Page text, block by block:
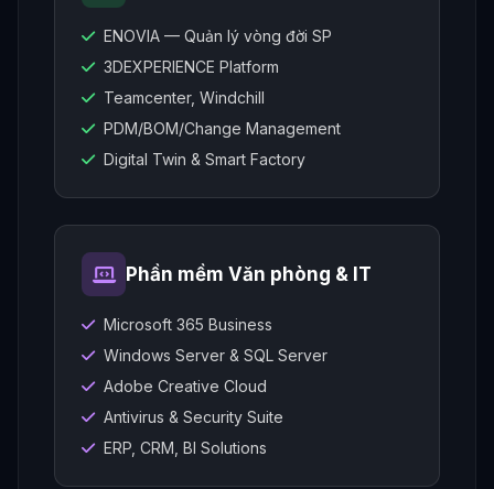
ENOVIA — Quản lý vòng đời SP
3DEXPERIENCE Platform
Teamcenter, Windchill
PDM/BOM/Change Management
Digital Twin & Smart Factory
Phần mềm Văn phòng & IT
Microsoft 365 Business
Windows Server & SQL Server
Adobe Creative Cloud
Antivirus & Security Suite
ERP, CRM, BI Solutions